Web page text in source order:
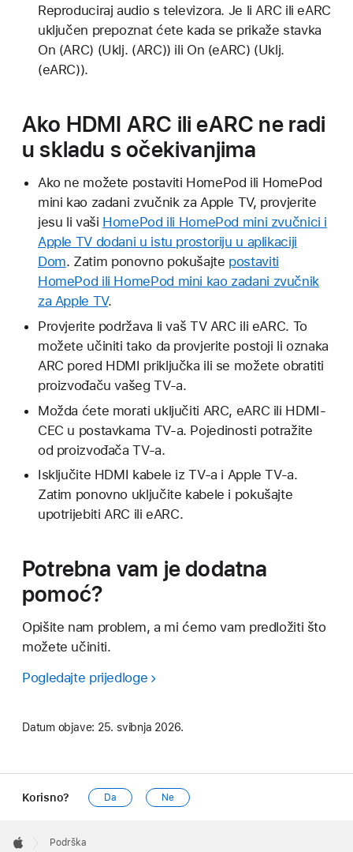
Reproduciraj audio s televizora. Je li ARC ili eARC
uključen prepoznat ćete kada se prikaže stavka
On (ARC) (Uklj. (ARC)) ili On (eARC) (Uklj.
(eARC)).
Ako HDMI ARC ili eARC ne radi
u skladu s očekivanjima
Ako ne možete postaviti HomePod ili HomePod
mini kao zadani zvučnik za Apple TV, provjerite
jesu li vaši HomePod ili HomePod mini zvučnici i
Apple TV dodani u istu prostoriju u aplikaciji
Dom. Zatim ponovno pokušajte postaviti
HomePod ili HomePod mini kao zadani zvučnik
za Apple TV.
Provjerite podržava li vaš TV ARC ili eARC. To
možete učiniti tako da provjerite postoji li oznaka
ARC pored HDMI priključka ili se možete obratiti
proizvođaču vašeg TV-a.
Možda ćete morati uključiti ARC, eARC ili HDMI-
CEC u postavkama TV-a. Pojedinosti potražite
od proizvođača TV-a.
Isključite HDMI kabele iz TV-a i Apple TV-a.
Zatim ponovno uključite kabele i pokušajte
upotrijebiti ARC ili eARC.
Potrebna vam je dodatna
pomoć?
Opišite nam problem, a mi ćemo vam predložiti što
možete učiniti.
Pogledajte prijedloge
Datum objave: 25. svibnja 2026.
Korisno? Da Ne
Footer

Podrška